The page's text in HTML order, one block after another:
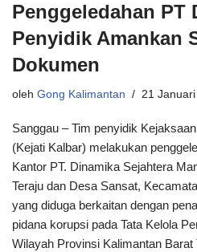
Penggeledahan PT
Penyidik Amankan
Dokumen
oleh Gong Kalimantan 21
Sanggau – Tim penyidik
(Kejati Kalbar) melakukan
Kantor PT. Dinamika Sejahtera
Teraju dan Desa Sansat,
yang diduga berkaitan dengan
pidana korupsi pada Tata Kelola
Wilayah Provinsi Kalimantan Barat